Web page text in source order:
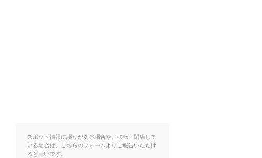
スポット情報に誤りがある場合や、移転・閉店して
いる場合は、こちらのフォームよりご報告いただけ
ると幸いです。